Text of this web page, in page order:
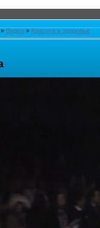
» Видео » Красота и здоровье